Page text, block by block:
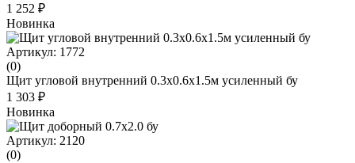
1 252 ₽
Новинка
Артикул: 1772
(0)
Щит угловой внутренний 0.3х0.6х1.5м усиленный бу
1 303 ₽
Новинка
Артикул: 2120
(0)